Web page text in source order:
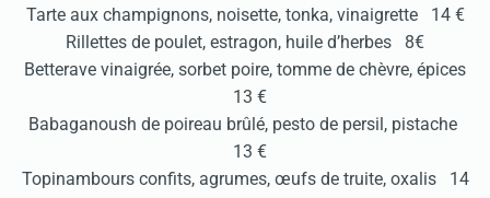
Tarte aux champignons, noisette, tonka, vinaigrette 14 €
Rillettes de poulet, estragon, huile d’herbes 8€
Betterave vinaigrée, sorbet poire, tomme de chèvre, épices
13 €
Babaganoush de poireau brûlé, pesto de persil, pistache
13 €
Topinambours confits, agrumes, œufs de truite, oxalis 14